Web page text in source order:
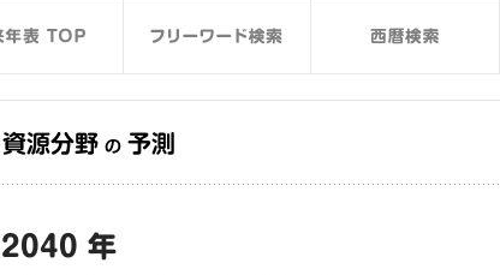
資源分野 の 予測
2040 年